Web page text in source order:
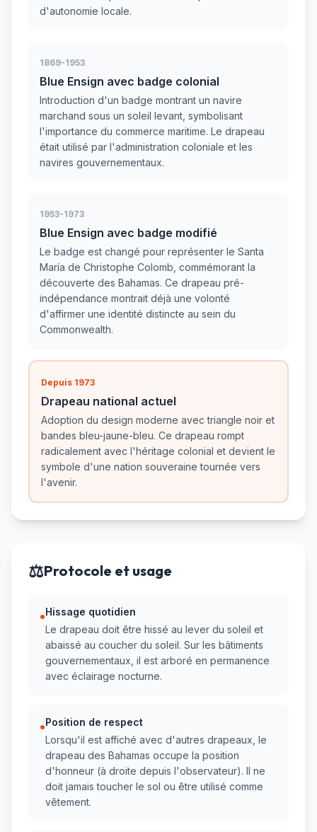
d'autonomie locale.
1869-1953
Blue Ensign avec badge colonial
Introduction d'un badge montrant un navire
marchand sous un soleil levant, symbolisant
l'importance du commerce maritime. Le drapeau
était utilisé par l'administration coloniale et les
navires gouvernementaux.
1953-1973
Blue Ensign avec badge modifié
Le badge est changé pour représenter le Santa
María de Christophe Colomb, commémorant la
découverte des Bahamas. Ce drapeau pré-
indépendance montrait déjà une volonté
d'affirmer une identité distincte au sein du
Commonwealth.
Depuis 1973
Drapeau national actuel
Adoption du design moderne avec triangle noir et
bandes bleu-jaune-bleu. Ce drapeau rompt
radicalement avec l'héritage colonial et devient le
symbole d'une nation souveraine tournée vers
l'avenir.
⚖️Protocole et usage
•Hissage quotidien
Le drapeau doit être hissé au lever du soleil et
abaissé au coucher du soleil. Sur les bâtiments
gouvernementaux, il est arboré en permanence
avec éclairage nocturne.
•Position de respect
Lorsqu'il est affiché avec d'autres drapeaux, le
drapeau des Bahamas occupe la position
d'honneur (à droite depuis l'observateur). Il ne
doit jamais toucher le sol ou être utilisé comme
vêtement.